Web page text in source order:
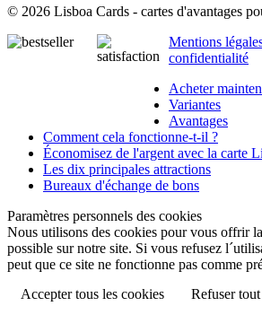
© 2026 Lisboa Cards - cartes d'avantages
Mentions
confidentialité
Acheter
Variantes
Avantages
Comment cela fonctionne-t-il ?
Économisez de l'argent avec la carte
Les dix principales attractions
Bureaux d'échange de bons
Paramètres personnels des cookies
Nous utilisons des cookies pour vous offrir
possible sur notre site. Si vous refusez
peut que ce site ne fonctionne pas comme
Accepter tous les cookies
Refuser tout